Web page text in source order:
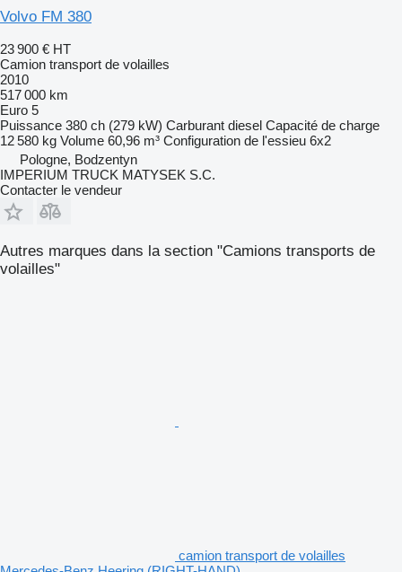
Volvo FM 380
23 900 € HT
Camion transport de volailles
2010
517 000 km
Euro 5
Puissance 380 ch (279 kW) Carburant diesel Capacité de charge
12 580 kg Volume 60,96 m³ Configuration de l'essieu 6x2
Pologne, Bodzentyn
IMPERIUM TRUCK MATYSEK S.C.
Contacter le vendeur
Autres marques dans la section "Camions transports de
volailles"
camion transport de volailles